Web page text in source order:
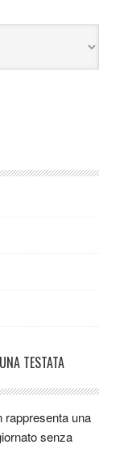
TESTATA
una
senza